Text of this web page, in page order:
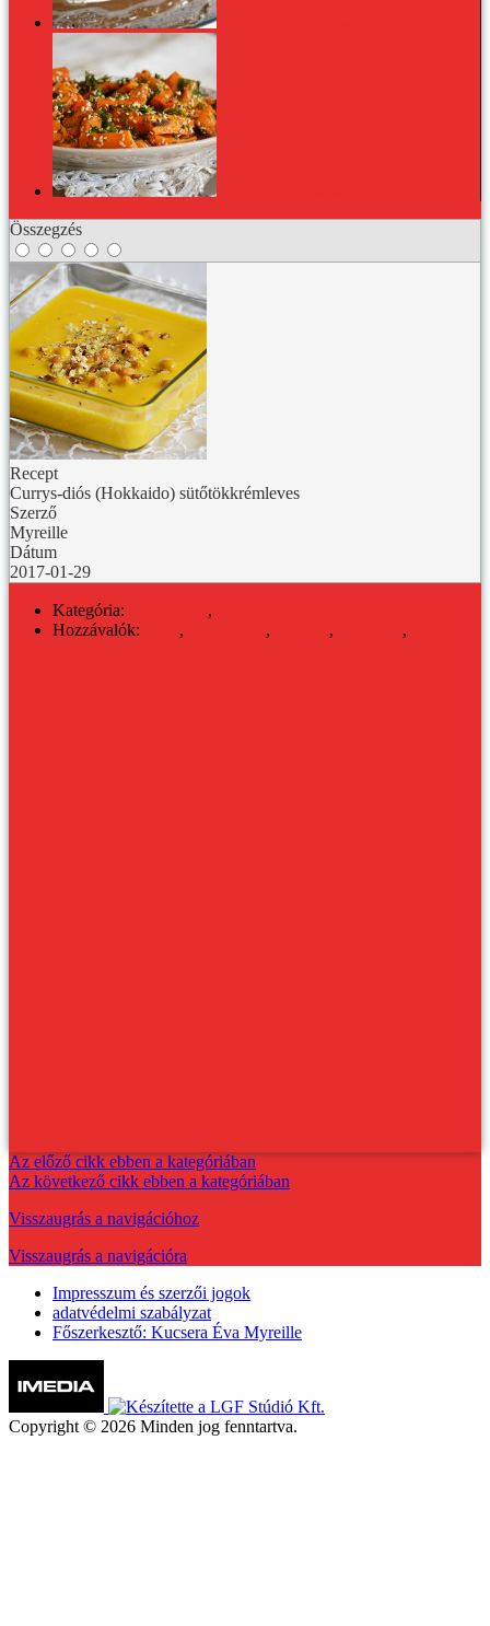
Összegzés
Recept
Currys-diós (Hokkaido) sütőtökkrémleves
Szerző
Myreille
Dátum
2017-01-29
Kategória: ,
Hozzávalók:
, , , ,
Az előző cikk ebben a kategóriában
Az következő cikk ebben a kategóriában
Visszaugrás a navigációhoz
Visszaugrás a navigációra
Impresszum és szerzői jogok
adatvédelmi szabályzat
Főszerkesztő: Kucsera Éva Myreille
Copyright © 2026 Minden jog fenntartva.